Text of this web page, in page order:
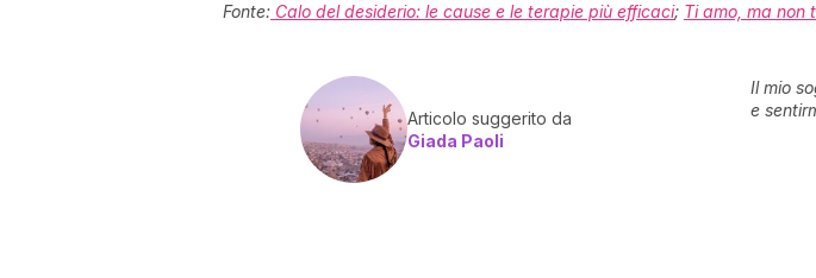
Fonte: Calo del desiderio: le cause e le terapie più efficaci; Ti amo, ma non
Articolo suggerito da
Giada Paoli
Il mio
e